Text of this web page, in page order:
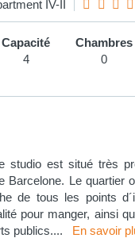
IV-II
Capacité
4
Chambres
0
studio est situé très
Barcelone. Le
de tous les points
pour manger, ainsi
publics.... En savoir